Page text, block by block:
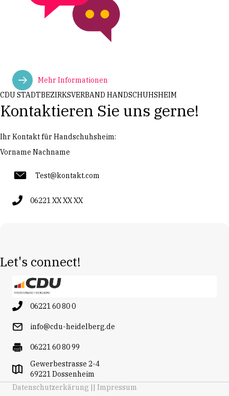
Mehr Informationen
CDU STADTBEZIRKSVERBAND HANDSCHUHSHEIM
Kontaktieren Sie uns gerne!
Ihr Kontakt für Handschuhsheim:
Vorname Nachname
Test@kontakt.com
06221 XX XX XX
Let's connect!
06221 60 80 0
info@cdu-heidelberg.de
06221 60 80 99
Gewerbestrasse 2-4
69221 Dossenheim
Datenschutzerkärung || Impressum